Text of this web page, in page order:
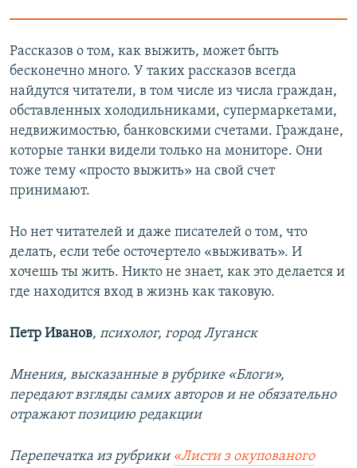
Рассказов о том, как выжить, может быть
бесконечно много. У таких рассказов всегда
найдутся читатели, в том числе из числа граждан,
обставленных холодильниками, супермаркетами,
недвижимостью, банковскими счетами. Граждане,
которые танки видели только на мониторе. Они
тоже тему «просто выжить» на свой счет
принимают.
Но нет читателей и даже писателей о том, что
делать, если тебе осточертело «выживать». И
хочешь ты жить. Никто не знает, как это делается и
где находится вход в жизнь как таковую.
Петр Иванов, психолог, город Луганск
Мнения, высказанные в рубрике «Блоги»,
передают взгляды самих авторов и не обязательно
отражают позицию редакции
Перепечатка из рубрики «Листи з окупованого